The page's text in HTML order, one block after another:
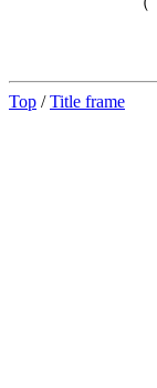
｀
|
Top /Title frame